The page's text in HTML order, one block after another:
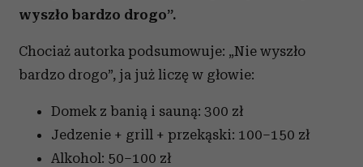
wyszło bardzo drogo”.
Chociaż autorka podsumowuje: „Nie wyszło
bardzo drogo”, ja już liczę w głowie:
Domek z banią i sauną: 300 zł
Jedzenie + grill + przekąski: 100–150 zł
Alkohol: 50–100 zł